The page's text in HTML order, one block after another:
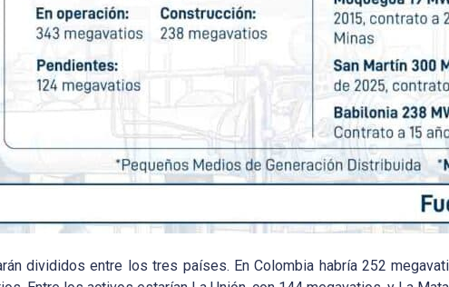
divididos entre los tres países. En Colombia habría 252